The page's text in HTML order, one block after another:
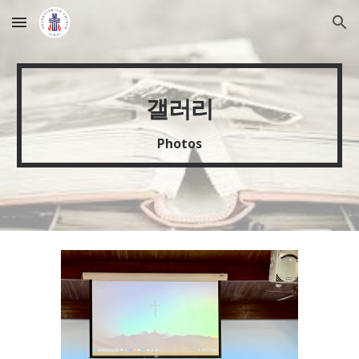
Skip to main content Skip to navigation
갤러리
Photos